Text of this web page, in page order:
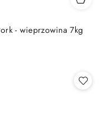
- wieprzowina 7kg